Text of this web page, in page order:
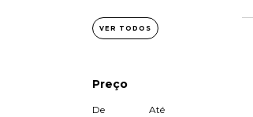
VER TODOS
Preço
De Até